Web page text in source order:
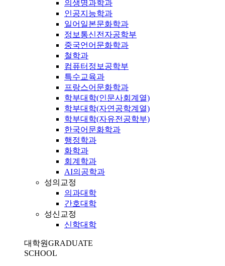
의생명과학과
인공지능학과
일어일본문화학과
정보통신전자공학부
중국언어문화학과
철학과
컴퓨터정보공학부
특수교육과
프랑스어문화학과
학부대학(인문사회계열)
학부대학(자연공학계열)
학부대학(자유전공학부)
한국어문화학과
행정학과
화학과
회계학과
AI의공학과
성의교정
의과대학
간호대학
성신교정
신학대학
대학원GRADUATE
SCHOOL